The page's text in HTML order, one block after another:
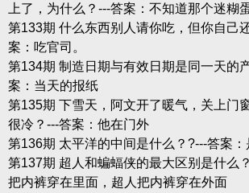
上了，为什么？---答案：不知道那个迷糊
第133期 什么东西别人请你吃，但你自己
案：吃官司。
第134期 制造日期与有效日期是同一天的
案：当天的报纸
第135期 下雪天，阿文开了暖气，关上门
很冷？---答案：他在门外
第136期 太平洋的中间是什么？?---答案：
第137期 超人和蝙蝠侠的最大区别是什么
把内裤穿在里面，超人把内裤穿在外面